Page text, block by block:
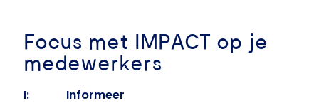
Focus met IMPACT op je
medewerkers
I: Informeer